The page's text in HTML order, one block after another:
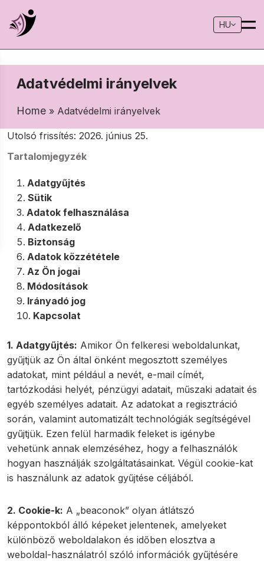
HU
Adatvédelmi irányelvek
Home » Adatvédelmi irányelvek
Utolsó frissítés: 2026. június 25.
Tartalomjegyzék
Adatgyűjtés
Sütik
Adatok felhasználása
Adatkezelő
Biztonság
Adatok közzététele
Az Ön jogai
Módosítások
Irányadó jog
Kapcsolat
1. Adatgyűjtés: Amikor Ön felkeresi weboldalunkat,
gyűjtjük az Ön által önként megosztott személyes
adatokat, mint például a nevét, e-mail címét,
tartózkodási helyét, pénzügyi adatait, műszaki adatait és
egyéb személyes adatait. Az adatokat a regisztráció
során, valamint automatizált technológiák segítségével
gyűjtjük. Ezen felül harmadik feleket is igénybe
vehetünk annak elemzéséhez, hogy a felhasználók
hogyan használják szolgáltatásainkat. Végül cookie-kat
is használunk az adatok gyűjtése céljából.
2. Cookie-k: A „beaconok” olyan átlátszó
képpontokból álló képeket jelentenek, amelyeket
különböző weboldalakon és időben elosztva a
weboldal-használatról szóló információk gyűjtésére